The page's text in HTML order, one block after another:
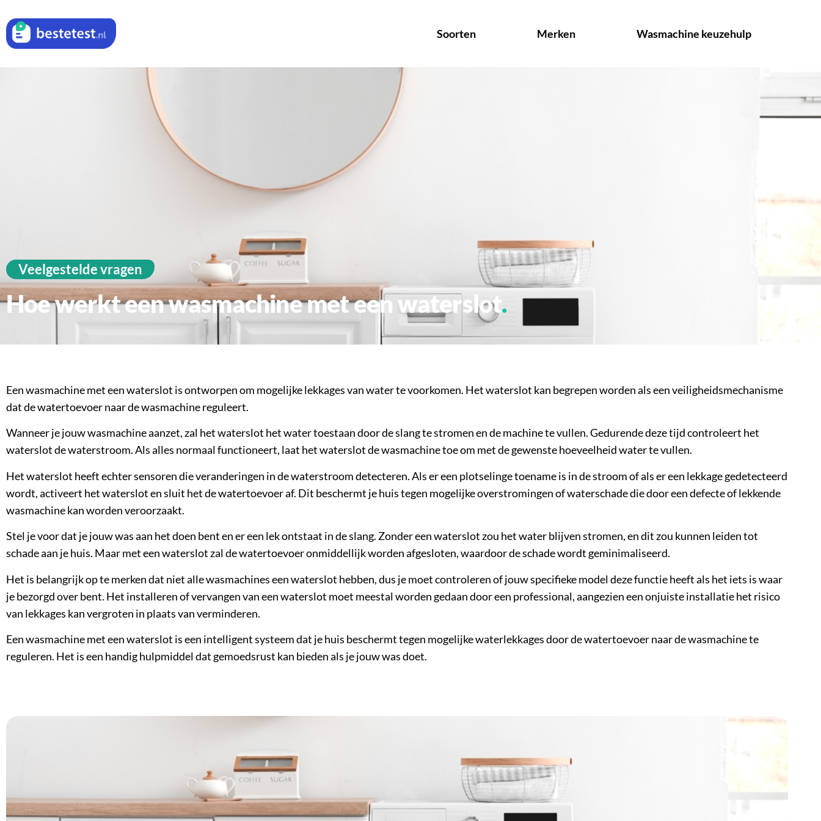
Soorten Merken Wasmachine keuzehulp
Veelgestelde vragen
Hoe werkt een wasmachine met een waterslot
Een wasmachine met een waterslot is ontworpen om mogelijke lekkages van water te voorkomen. Het waterslot kan begrepen worden als een veiligheidsmechanisme
dat de watertoevoer naar de wasmachine reguleert.
Wanneer je jouw wasmachine aanzet, zal het waterslot het water toestaan door de slang te stromen en de machine te vullen. Gedurende deze tijd controleert het
waterslot de waterstroom. Als alles normaal functioneert, laat het waterslot de wasmachine toe om met de gewenste hoeveelheid water te vullen.
Het waterslot heeft echter sensoren die veranderingen in de waterstroom detecteren. Als er een plotselinge toename is in de stroom of als er een lekkage gedetecteerd
wordt, activeert het waterslot en sluit het de watertoevoer af. Dit beschermt je huis tegen mogelijke overstromingen of waterschade die door een defecte of lekkende
wasmachine kan worden veroorzaakt.
Stel je voor dat je jouw was aan het doen bent en er een lek ontstaat in de slang. Zonder een waterslot zou het water blijven stromen, en dit zou kunnen leiden tot
schade aan je huis. Maar met een waterslot zal de watertoevoer onmiddellijk worden afgesloten, waardoor de schade wordt geminimaliseerd.
Het is belangrijk op te merken dat niet alle wasmachines een waterslot hebben, dus je moet controleren of jouw specifieke model deze functie heeft als het iets is waar
je bezorgd over bent. Het installeren of vervangen van een waterslot moet meestal worden gedaan door een professional, aangezien een onjuiste installatie het risico
van lekkages kan vergroten in plaats van verminderen.
Een wasmachine met een waterslot is een intelligent systeem dat je huis beschermt tegen mogelijke waterlekkages door de watertoevoer naar de wasmachine te
reguleren. Het is een handig hulpmiddel dat gemoedsrust kan bieden als je jouw was doet.